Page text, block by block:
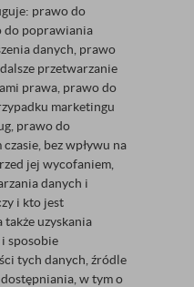
prawo do
do poprawiania
danych, prawo
przetwarzanie
prawa, prawo do
marketingu
prawo do
bez wpływu na
jej wycofaniem,
danych i
i kto jest
uzyskania
sposobie
tych danych, źródle
w tym o